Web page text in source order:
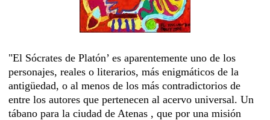
"El Sócrates de Platón’ es aparentemente uno de los
personajes, reales o literarios, más enigmáticos de la
antigüedad, o al menos de los más contradictorios de
entre los autores que pertenecen al acervo universal. Un
tábano para la ciudad de Atenas , que por una misión